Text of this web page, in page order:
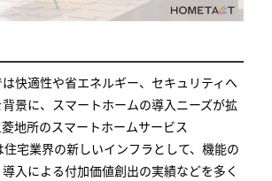
快適性や省エネルギー、セキュリティへ
景に、スマートホームの導入ニーズが拡
地所のスマートホームサービス
住宅業界の新しいインフラとして、機能の
入による付加価値創出の実績などを多く